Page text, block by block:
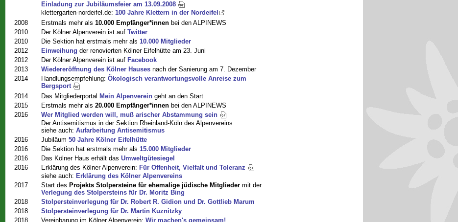
Einladung zur Jubiläumsfeier am 13.09.2008
klettergarten-nordeifel.de: 100 Jahre Klettern in der Nordeifel
2008
Erstmals mehr als 10.000 Empfänger*innenbei den ALPINEWS
2010
Der Kölner Alpenverein ist auf Twitter
2010
Die Sektion hat erstmals mehr als 10.000 Mitglieder
2012
Einweihung der renovierten Kölner Eifelhütte am 23. Juni
2012
Der Kölner Alpenverein ist auf Facebook
2013
Wiedereröffnung des Kölner Hausesnach der Sanierung am 7. Dezember
2014
Handlungsempfehlung: Ökologisch verantwortungsvolle Anreise zum
Bergsport
2014
Das Mitgliederportal Mein Alpenvereingeht an den Start
2015
Erstmals mehr als 20.000 Empfänger*innenbei den ALPINEWS
2016
Wer Mitglied werden will, muß arischer Abstammung sein
Der Antisemitismus in der Sektion Rheinland-Köln des Alpenvereins
siehe auch: Aufarbeitung Antisemitismus
2016
Jubiläum 50 Jahre Kölner Eifelhütte
2016
Die Sektion hat erstmals mehr als 15.000 Mitglieder
2016
Das Kölner Haus erhält das Umweltgütesiegel
2016
Erklärung des Kölner Alpenverein: Für Offenheit, Vielfalt und Toleranz
siehe auch: Erklärung des Kölner Alpenvereins
2017
Start des Projekts Stolpersteine für ehemalige jüdische Mitgliedermit der
Verlegung des Stolpersteins für Dr. Moritz Bing
2018
Stolpersteinverlegung für Dr. Robert R. Gidion und Dr. Gottlieb Marum
2018
Stolpersteinverlegung für Dr. Martin Kuznitzky
2018
Vereinbarung im Kölner Alpenverein: Wir machen's gemeinsam!